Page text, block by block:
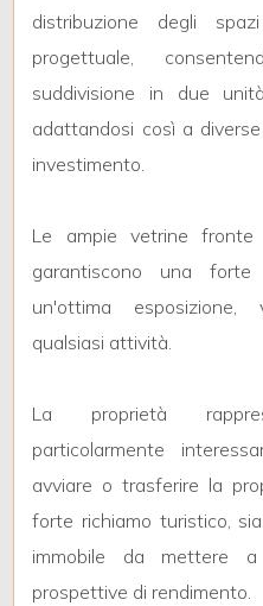
distribuzione degli
progettuale,
suddivisione in due
adattandosi così a
investimento.
Le ampie vetrine
garantiscono una forte
un'ottima esposizione,
qualsiasi attività.
La proprietà
particolarmente
avviare o trasferire la
forte richiamo turistico,
immobile da mettere
prospettive di rendimento.
1
2
Bagni
minimi
Qualsiasi